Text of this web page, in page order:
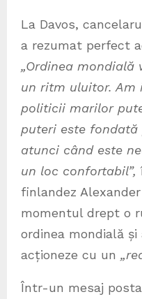
La Davos,
a rezumat perfect
„Ordinea mondială
un ritm uluitor.
politicii marilor
puteri este
atunci când este
un loc confortabil”,
finlandez
momentul drept o
ordinea mondială
acționeze cu un
Într-un mesaj